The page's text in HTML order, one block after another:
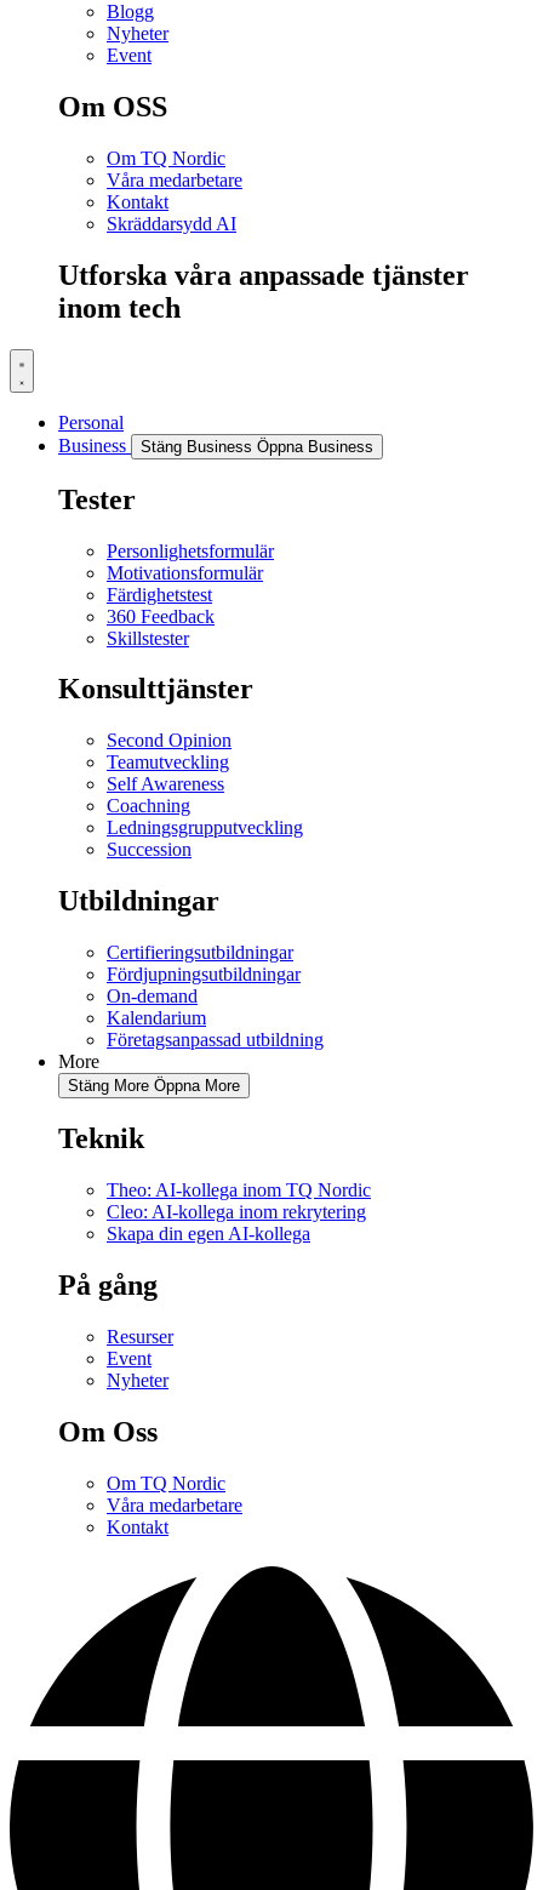
Blogg
Nyheter
Event
Om OSS
Om TQ Nordic
Våra medarbetare
Kontakt
Skräddarsydd AI
Utforska våra anpassade tjänster
inom tech
Personal
Business
Stäng Business Öppna Business
Tester
Personlighetsformulär
Motivationsformulär
Färdighetstest
360 Feedback
Skillstester
Konsulttjänster
Second Opinion
Teamutveckling
Self Awareness
Coachning
Ledningsgrupputveckling
Succession
Utbildningar
Certifieringsutbildningar
Fördjupningsutbildningar
On-demand
Kalendarium
Företagsanpassad utbildning
More
Stäng More Öppna More
Teknik
Theo: AI-kollega inom TQ Nordic
Cleo: AI-kollega inom rekrytering
Skapa din egen AI-kollega
På gång
Resurser
Event
Nyheter
Om Oss
Om TQ Nordic
Våra medarbetare
Kontakt